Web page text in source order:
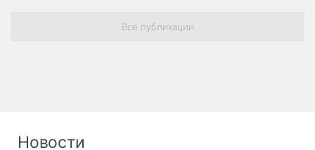
Все публикации
Новости